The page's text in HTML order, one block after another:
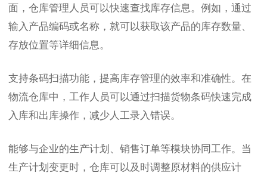
面，仓库管理人员可以快速查找库存信息。例如，通过
输入产品编码或名称，就可以获取该产品的库存数量、
存放位置等详细信息。
支持条码扫描功能，提高库存管理的效率和准确性。在
物流仓库中，工作人员可以通过扫描货物条码快速完成
入库和出库操作，减少人工录入错误。
能够与企业的生产计划、销售订单等模块协同工作。当
生产计划变更时，仓库可以及时调整原材料的供应计